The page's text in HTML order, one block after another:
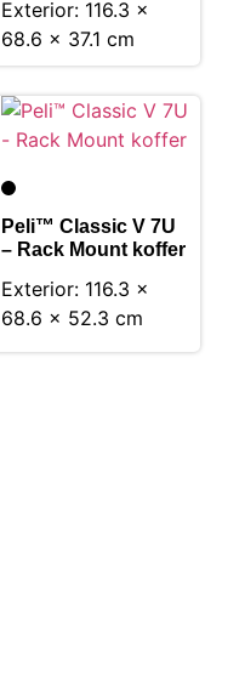
Exterior: 116.3 x
68.6 x 37.1 cm
Peli™ Classic V 7U
– Rack Mount koffer
Exterior: 116.3 x
68.6 x 52.3 cm